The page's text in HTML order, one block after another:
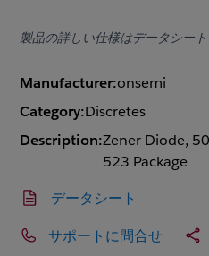
製品の詳しい仕様はデータシー
Manufacturer:onsemi
Category:Discretes
Description:Zener Diode,
523 Package
データシート
サポートに問合せ